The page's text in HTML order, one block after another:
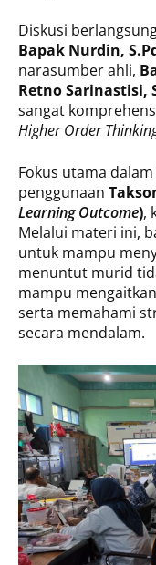
Diskusi
Bapak Nurdin,
narasumber ahli,
Retno Sarinastisi,
sangat
Higher Order
Fokus utama
penggunaan
Learning Outcome),
Melalui materi ini,
untuk mampu
menuntut murid
mampu
serta memahami
secara mendalam.